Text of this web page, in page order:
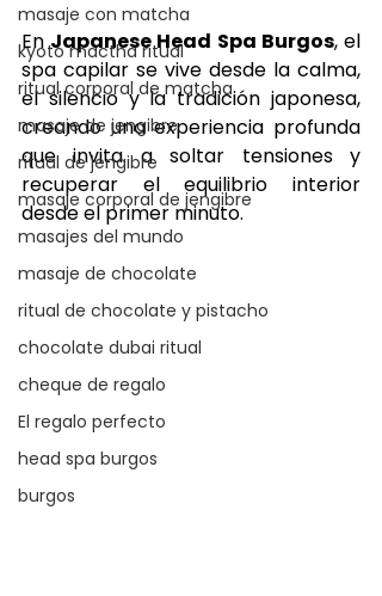
masaje con matcha
kyoto mactha ritual
ritual corporal de matcha
masaje de jengibre
ritual de jengibre
masaje corporal de jengibre
masajes del mundo
masaje de chocolate
ritual de chocolate y pistacho
chocolate dubai ritual
cheque de regalo
El regalo perfecto
head spa burgos
burgos
En Japanese Head Spa Burgos, el
spa capilar se vive desde la calma,
el silencio y la tradición japonesa,
creando una experiencia profunda
que invita a soltar tensiones y
recuperar el equilibrio interior
desde el primer minuto.